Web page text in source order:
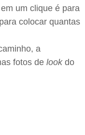
um clique é para
colocar quantas
a
fotos de lookdo